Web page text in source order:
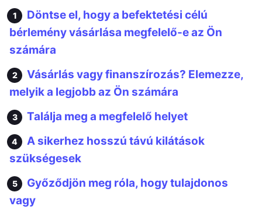
Döntse el, hogy a befektetési célú
bérlemény vásárlása megfelelő-e az Ön
számára
Vásárlás vagy finanszírozás? Elemezze,
melyik a legjobb az Ön számára
Találja meg a megfelelő helyet
A sikerhez hosszú távú kilátások
szükségesek
Győződjön meg róla, hogy tulajdonos
vagy